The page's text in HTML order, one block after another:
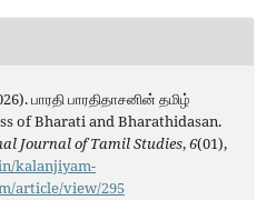
பாரதி பாரதிதாசனின் தமிழ்
of Bharati and Bharathidasan.
Journal of Tamil Studies,6(01),
kalanjiyam-
article/view/295